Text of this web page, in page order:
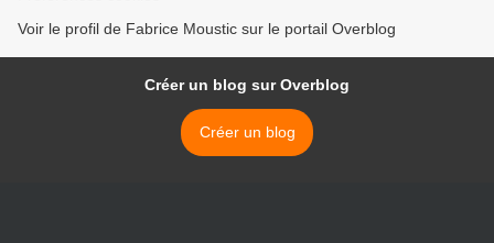
Voir le profil de Fabrice Moustic sur le portail Overblog
Créer un blog sur Overblog
Créer un blog